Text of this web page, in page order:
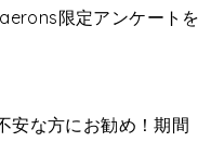
限定アンケートを
安な方にお勧め！期間